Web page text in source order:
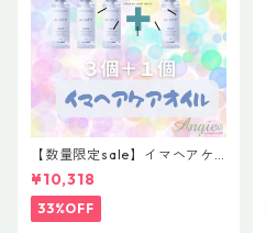
【数量限定sale】イマヘアケ
アオイル３＋１ キャンペー
ン 今だけまとめ買い 4個セ
ット
¥10,318
33%OFF